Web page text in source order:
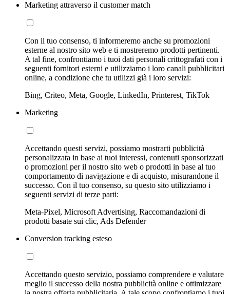
Marketing attraverso il customer match
Con il tuo consenso, ti informeremo anche su promozioni
esterne al nostro sito web e ti mostreremo prodotti pertinenti.
A tal fine, confrontiamo i tuoi dati personali crittografati con i
seguenti fornitori esterni e utilizziamo i loro canali pubblicitari
online, a condizione che tu utilizzi già i loro servizi:
Bing, Criteo, Meta, Google, LinkedIn, Printerest, TikTok
Marketing
Accettando questi servizi, possiamo mostrarti pubblicità
personalizzata in base ai tuoi interessi, contenuti sponsorizzati
o promozioni per il nostro sito web o prodotti in base al tuo
comportamento di navigazione e di acquisto, misurandone il
successo. Con il tuo consenso, su questo sito utilizziamo i
seguenti servizi di terze parti:
Meta-Pixel, Microsoft Advertising, Raccomandazioni di
prodotti basate sui clic, Ads Defender
Conversion tracking esteso
Accettando questo servizio, possiamo comprendere e valutare
meglio il successo della nostra pubblicità online e ottimizzare